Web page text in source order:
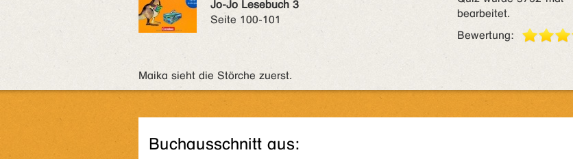
Jo-Jo Lesebuch 3
Seite 100-101
bearbeitet.
Bewertung:
Maika sieht die Störche zuerst.
Buchausschnitt aus: